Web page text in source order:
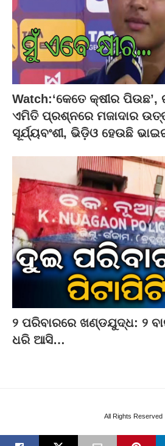
Watch:‘କେତେ କ୍ଷୀର
ଏମିତି ପ୍ରଶ୍ନରେ ମଜାଦାର
ସୂର୍ଯ୍ୟବଂଶୀ, ଭିଡ଼ିଓ ହେଉଛି
୨ ପରିବାରରେ ଖଣ୍ଡଯୁଦ୍ଧ: ୨
ଧରି ଆସି…
All Rights Reserved